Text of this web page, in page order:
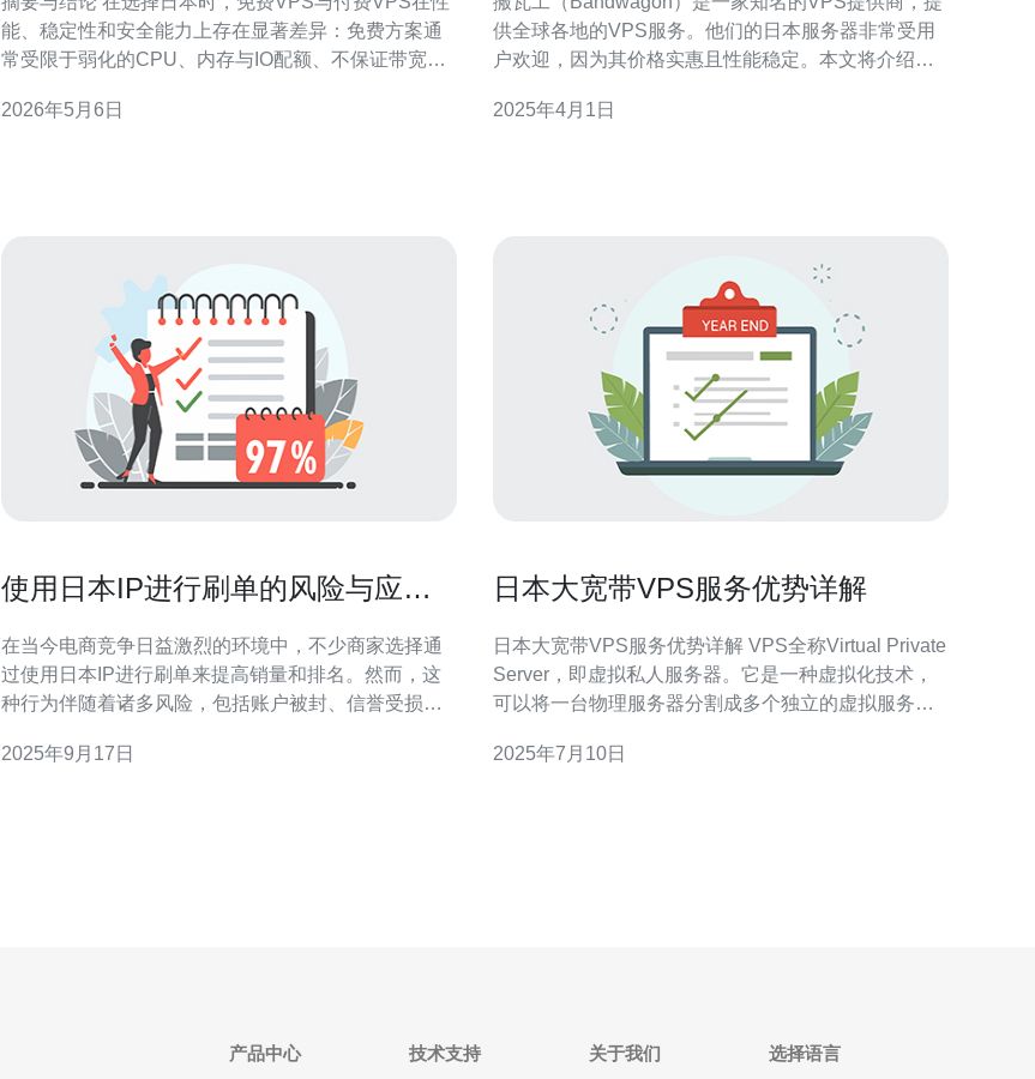
能、稳定性和安全能力上存在显著差异：免费方案通
常受限于弱化的CPU、内存与IO配额、不保证带宽与
案则在带宽、低延迟、SSD IO和持续可用性上有明显
2026年5月6日
供全球各地的VPS服务。他们的日本服务器非常受用
户欢迎，因为其价格实惠且性能稳定。本文将介绍日
据不同的配置和使用周期而有所不同。以下是一些常
2025年4月1日
使用日本IP进行刷单的风险与应对
在当今电商竞争日益激烈的环境中，不少商家选择通
过使用日本IP进行刷单来提高销量和排名。然而，这
种行为伴随着诸多风险，包括账户被封、信誉受损以
策略显得尤为重要。此外，选择一个稳定的网络服务
2025年9月17日
日本大宽带VPS服务优势详解
日本大宽带VPS服务优势详解 VPS全称Virtual Private
Server，即虚拟私人服务器。它是一种虚拟化技术，
可以将一台物理服务器分割成多个独立的虚拟服务
宽带提供的VPS服务，是基于日本大宽带的网络基础
2025年7月10日
产品中心 技术支持 关于我们 选择语言